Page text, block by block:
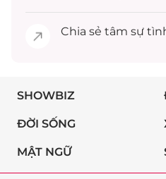
Chia sẻ tâm sự
SHOWBIZ
ĐỜI SỐNG
MẬT NGỮ